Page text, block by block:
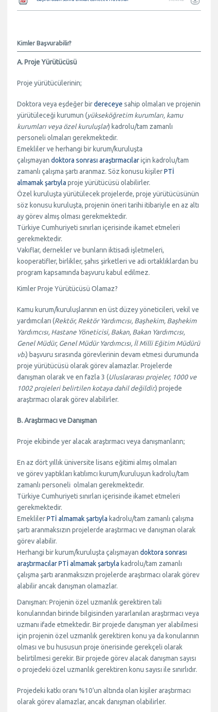
Kimler Başvurabilir?
A. Proje Yürütücüsü
Proje yürütücülerinin;
Doktora veya eşdeğer birdereceye sahip olmaları ve projenin
yürütüleceği kurumun (yükseköğretim kurumları, kamu
kurumları veya özel kuruluşlar) kadrolu/tam zamanlı
personeli olmaları gerekmektedir.
Emekliler ve herhangi bir kurum/kuruluşta
çalışmayan doktora sonrası araştırmacılariçin kadrolu/tam
zamanlı çalışma şartı aranmaz. Söz konusu kişilerPTİ
almamak şartıyla proje yürütücüsü olabilirler.
Özel kuruluşta yürütülecek projelerde, proje yürütücüsünün
söz konusu kuruluşta, projenin öneri tarihi itibariyle en az altı
ay görev almış olması gerekmektedir.
Türkiye Cumhuriyeti sınırları içerisinde ikamet etmeleri
gerekmektedir.
Vakıflar, dernekler ve bunların iktisadi işletmeleri,
kooperatifler, birlikler, şahıs şirketleri ve adi ortaklıklardan bu
program kapsamında başvuru kabul edilmez.
Kimler Proje Yürütücüsü Olamaz?
Kamu kurum/kuruluşlarının en üst düzey yöneticileri, vekil ve
yardımcıları (Rektör, Rektör Yardımcısı, Başhekim, Başhekim
Yardımcısı, Hastane Yöneticisi, Bakan, Bakan Yardımcısı,
Genel Müdür, Genel Müdür Yardımcısı, İl Milli Eğitim Müdürü
vb.) başvuru sırasında görevlerinin devam etmesi durumunda
proje yürütücüsü olarak görev alamazlar. Projelerde
danışman olarak ve en fazla 3 (Uluslararası projeler, 1000 ve
1002 projeleri belirtilen kotaya dahil değildir.) projede
araştırmacı olarak görev alabilirler.
B. Araştırmacı ve Danışman
Proje ekibinde yer alacak araştırmacı veya danışmanların;
En az dört yıllık üniversite lisans eğitimi almış olmaları
ve görev yaptıkları katılımcı kurum/kuruluşun kadrolu/tam
zamanlı personeli olmaları gerekmektedir.
Türkiye Cumhuriyeti sınırları içerisinde ikamet etmeleri
gerekmektedir.
EmeklilerPTİ almamak şartıyla kadrolu/tam zamanlı çalışma
şartı aranmaksızın projelerde araştırmacı ve danışman olarak
görev alabilir.
Herhangi bir kurum/kuruluşta çalışmayan doktora sonrası
araştırmacılarPTİ almamak şartıyla kadrolu/tam zamanlı
çalışma şartı aranmaksızın projelerde araştırmacı olarak görev
alabilir ancak danışman olamazlar.
Danışman: Projenin özel uzmanlık gerektiren tali
konularından birinde bilgisinden yararlanılan araştırmacı veya
uzmanı ifade etmektedir. Bir projede danışman yer alabilmesi
için projenin özel uzmanlık gerektiren konu ya da konularının
olması ve bu hususun proje önerisinde gerekçeli olarak
belirtilmesi gerekir. Bir projede görev alacak danışman sayısı
o projedeki özel uzmanlık gerektiren konu sayısı ile sınırlıdır.
Projedeki katkı oranı %10’un altında olan kişiler araştırmacı
olarak görev alamazlar, ancak danışman olabilirler.